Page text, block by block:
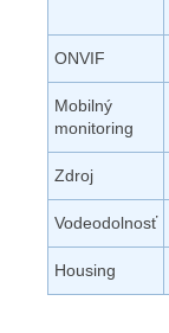
ONVIF
Mobilný
monitoring
Zdroj
Vodeodolnosť
Housing